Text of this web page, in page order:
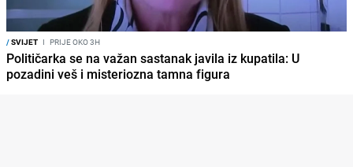
/SVIJET I PRIJE OKO 3H
Političarka se na važan sastanak javila iz kupatila: U
pozadini veš i misteriozna tamna figura